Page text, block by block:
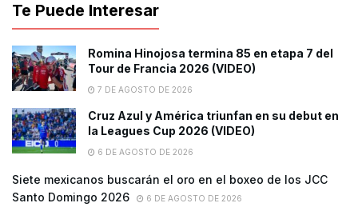
Te Puede Interesar
Romina Hinojosa termina 85 en etapa 7 del
Tour de Francia 2026 (VIDEO)
7 DE AGOSTO DE 2026
Cruz Azul y América triunfan en su debut en
la Leagues Cup 2026 (VIDEO)
6 DE AGOSTO DE 2026
Siete mexicanos buscarán el oro en el boxeo de los JCC
Santo Domingo 2026
6 DE AGOSTO DE 2026